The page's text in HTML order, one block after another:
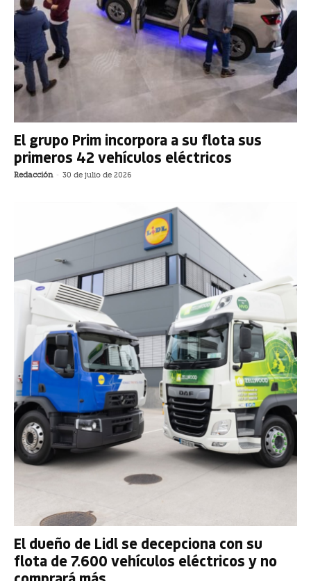
El grupo Prim incorpora a su flota sus
primeros 42 vehículos eléctricos
Redacción - 30 de julio de 2026
El dueño de Lidl se decepciona con su
flota de 7.600 vehículos eléctricos y no